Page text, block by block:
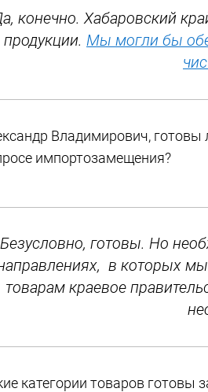
конечно. Хабаровский
продукции. Мы могли бы
Владимирович,
импортозамещения?
готовы. Но
в которых
товарам краевое
категории товаров готовы